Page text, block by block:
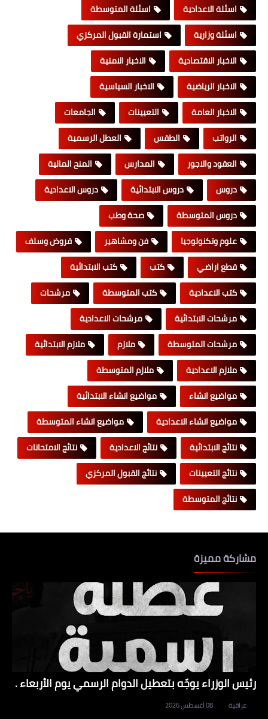
اسئلة الاعدادية
اسئلة المتوسطة
اسئلة وزارية
استمارة القبول المركزي
الاخبار الاقتصادية
الاخبار الامنية
الاخبار الرياضية
الاخبار السياسية
الاخبار العامة
التعيينات
الجامعات
الرواتب
الطقس
العطل الرسمية
العقود والاجور
المدارس
المنح المالية
دروس
دروس الابتدائية
دروس الاعدادية
دروس المتوسطة
صحة وطب
علوم وتكنولوجيا
فن ومشاهير
قروض وسلف
قطع اراضي
كتب
كتب الابتدائية
كتب الاعدادية
كتب المتوسطة
مرشحات
مرشحات الابتدائية
مرشحات الاعدادية
مرشحات المتوسطة
ملازم
ملازم الابتدائية
ملازم الاعدادية
ملازم المتوسطة
مواضيع انشاء
مواضيع انشاء الابتدائية
مواضيع انشاء الاعدادية
مواضيع انشاء المتوسطة
نتائج الابتدائية
نتائج الاعدادية
نتائج الامتحانات
نتائج التعيينات
نتائج القبول المركزي
نتائج المتوسطة
مشاركة مميزة
رئيس الوزراء يوجّه بتعطيل الدوام الرسمي يوم الأربعاء .
عراقية 08 أغسطس 2026